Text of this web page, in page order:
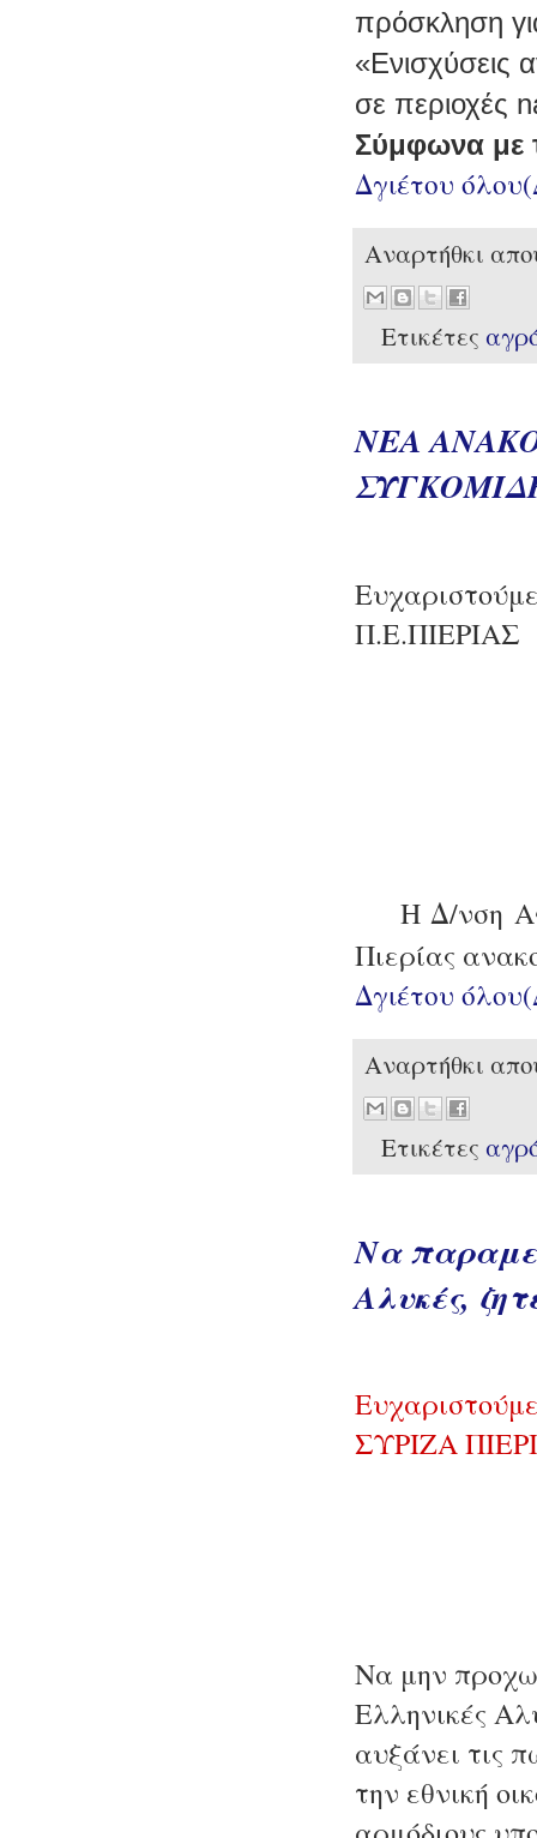
πρόσκληση
«Ενισχύσεις
σε περιοχές
Σύμφωνα με
Δγιέτου
Αναρτήθκι
Ετικέτες
ΝΕΑ
Π.Ε.ΠΙΕΡΙΑΣ
Η Δ/νση
Πιερίας
Δγιέτου
Αναρτήθκι
Ετικέτες
Να
Αλυκές,
ΣΥΡΙΖΑ
Να μην
Ελληνικές
αυξάνει τις
την εθνική